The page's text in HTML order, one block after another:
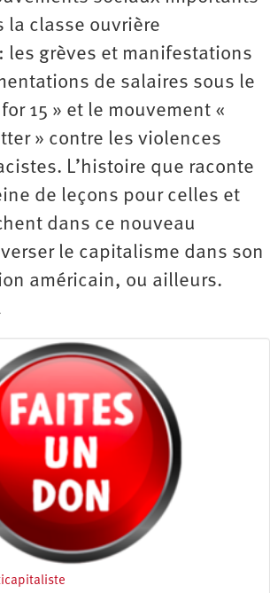
la classe ouvrière
les grèves et manifestations
de salaires sous le
15 » et le mouvement «
» contre les violences
L’histoire que raconte
de leçons pour celles et
dans ce nouveau
le capitalisme dans son
américain, ou ailleurs.